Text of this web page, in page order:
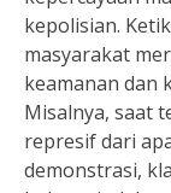
kepolisian.
masyarakat
keamanan dan
Misalnya, saat
represif dari
demonstrasi,